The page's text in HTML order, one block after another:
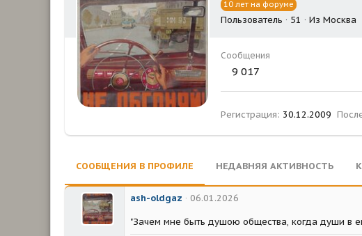
10 лет на форуме
Пользователь · 51 · Из Москва
Сообщения
9 017
Регистрация 30.12.2009
СООБЩЕНИЯ В ПРОФИЛЕ НЕДАВНЯЯ АКТИВНОСТЬ
ash-oldgaz
06.01.2026
"Зачем мне быть душою общества, когда души в